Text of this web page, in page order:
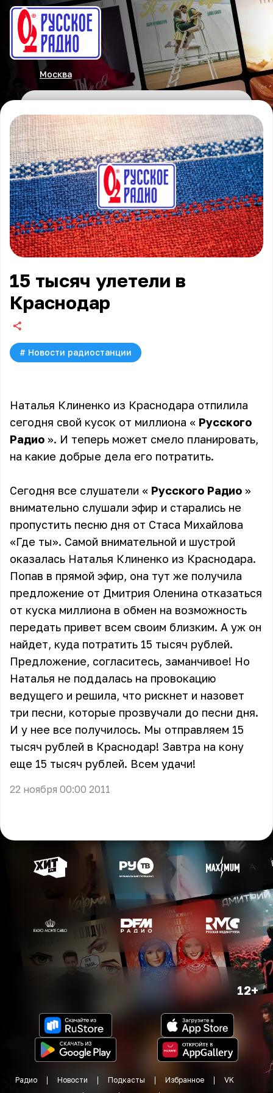
Москва
15 тысяч улетели в
Краснодар
# Новости радиостанции
Наталья Клиненко из Краснодара отпилила
сегодня свой кусок от миллиона « Русского
Радио ». И теперь может смело планировать,
на какие добрые дела его потратить.
Сегодня все слушатели « Русского Радио »
внимательно слушали эфир и старались не
пропустить песню дня от Стаса Михайлова
«Где ты». Самой внимательной и шустрой
оказалась Наталья Клиненко из Краснодара.
Попав в прямой эфир, она тут же получила
предложение от Дмитрия Оленина отказаться
от куска миллиона в обмен на возможность
передать привет всем своим близким. А уж он
найдет, куда потратить 15 тысяч рублей.
Предложение, согласитесь, заманчивое! Но
Наталья не поддалась на провокацию
ведущего и решила, что рискнет и назовет
три песни, которые прозвучали до песни дня.
И у нее все получилось. Мы отправляем 15
тысяч рублей в Краснодар! Завтра на кону
еще 15 тысяч рублей. Всем удачи!
22 ноября 00:00 2011
12+
Радио Новости Подкасты Избранное
VK